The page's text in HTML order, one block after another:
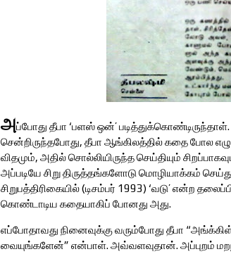
அப்போது தீபா ‘பளஸ் ஒன்’
சென்றிருந்தபோது, தீபா ஆங்கிலத்தில் கதை போல
விதமும், அதில் சொல்லியிருந்த செய்தியும்
அப்படியே சிறு திருத்தங்களோடு மொழியாக்கம்
சிறுபத்திரிகையில் (டிசம்பர் 1993) ‘வடு’ என்ற
கொண்டாடிய கதையாகிப் போனது அது.
எப்போதாவது நினைவுக்கு வரும்போது தீபா
வையுங்களேன்” என்பாள். அவ்வளவுதான். அப்புறம்